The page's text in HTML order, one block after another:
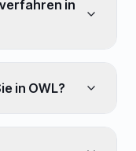
in
in OWL?